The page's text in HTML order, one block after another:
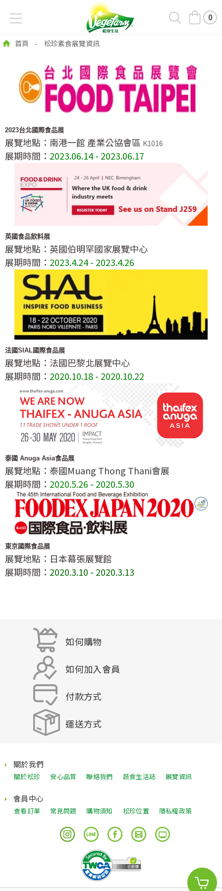
0
首頁 - 松珍素食展覽資訊
2023台北國際食品展
展覽地點：南港一館 產業公協會區 K1016
展期時間： 2023.06.14 - 2023.06.17
英國食品飲料展
展覽地點：英國伯明罕國家展覽中心
展期時間： 2023.4.24 - 2023.4.26
法國SIAL國際食品展
展覽地點：法國巴黎北展覽中心
展期時間： 2020.10.18 - 2020.10.22
泰國 Anuga Asia食品展
展覽地點：泰國Muang Thong Thani會展
展期時間： 2020.5.26 - 2020.5.30
東京國際食品展
展覽地點：日本幕張展覽館
展期時間： 2020.3.10 - 2020.3.13
如何購物
如何加入會員
付款方式
運送方式
關於我們
關於松珍 安心品質 聯絡我們 蔬食生活誌 展覽資訊
會員中心
查看訂單 常見問題 購物須知 松珍位置 隱私權政策